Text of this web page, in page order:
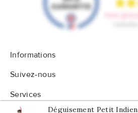
Déguisement Petit Indien
Informations
Suivez-nous
Services